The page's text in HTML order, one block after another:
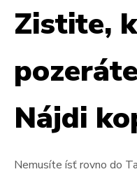
Zistite,
Nájdi
Nemusíte ísť rovno do